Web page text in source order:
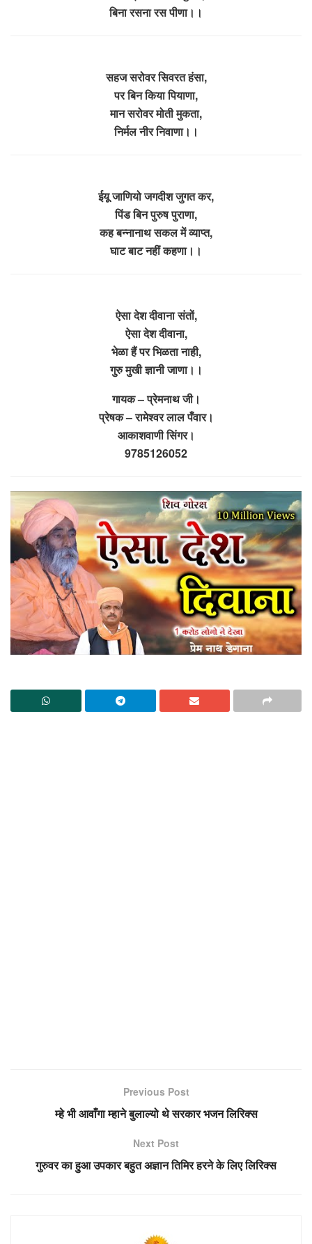
बिना रसना रस पीणा।।
सहज सरोवर सिवरत हंसा,
पर बिन किया पियाणा,
मान सरोवर मोती मुकता,
निर्मल नीर निवाणा।।
ईयू जाणियो जगदीश जुगत कर,
पिंड बिन पुरुष पुराणा,
कह बन्नानाथ सकल में व्याप्त,
घाट बाट नहीं कहणा।।
ऐसा देश दीवाना संतों,
ऐसा देश दीवाना,
भेळा हैं पर भिळता नाही,
गुरु मुखी ज्ञानी जाणा।।
गायक – प्रेमनाथ जी।
प्रेषक – रामेश्वर लाल पँवार।
आकाशवाणी सिंगर।
9785126052
Previous Post
म्हे भी आवाँगा म्हाने बुलाल्यो थे सरकार भजन लिरिक्स
Next Post
गुरुवर का हुआ उपकार बहुत अज्ञान तिमिर हरने के लिए लिरिक्स